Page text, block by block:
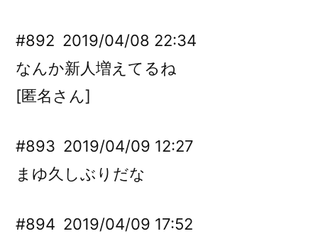
#892 2019/04/08 22:34
なんか新人増えてるね
[匿名さん]
#893 2019/04/09 12:27
まゆ久しぶりだな
#894 2019/04/09 17:52